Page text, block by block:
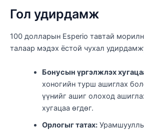
Гол удирдамж
100 долларын Esperio тавтай
талаар мэдэх ёстой чухал
Бонусын үргэлжлэх
хоногийн турш ашиглах
үүнийг ашиг олоход
хугацаа өгдөг.
Орлогыг татах: